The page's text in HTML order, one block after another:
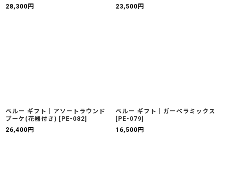
28,300 円
23,500 円
ペルー ギフト｜アソートラウンド
ブーケ(花器付き) [ PE-082]
26,400 円
ペルー ギフト｜ガーベラミックス
[ PE-079]
16,500 円